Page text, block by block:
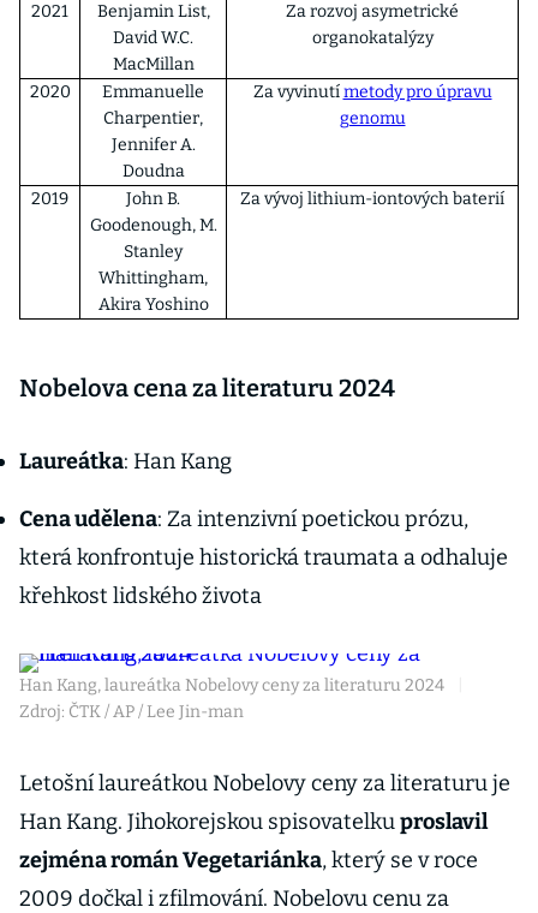
2021
Benjamin List,
David W.C.
MacMillan
Za rozvoj asymetrické
organokatalýzy
2020
Emmanuelle
Charpentier,
Jennifer A.
Doudna
Za vyvinutímetody pro úpravu
genomu
2019
John B.
Goodenough, M.
Stanley
Whittingham,
Akira Yoshino
Za vývoj lithium-iontových baterií
Nobelova cena za literaturu 2024
Laureátka: Han Kang
Cena udělena: Za intenzivní poetickou prózu,
která konfrontuje historická traumata a odhaluje
křehkost lidského života
Han Kang, laureátka Nobelovy ceny za literaturu 2024
Zdroj: ČTK / AP / Lee Jin-man
Letošní laureátkou Nobelovy ceny za literaturu je
Han Kang. Jihokorejskou spisovatelkuproslavil
zejména román Vegetariánka, který se v roce
2009 dočkal i zfilmování. Nobelovu cenu za